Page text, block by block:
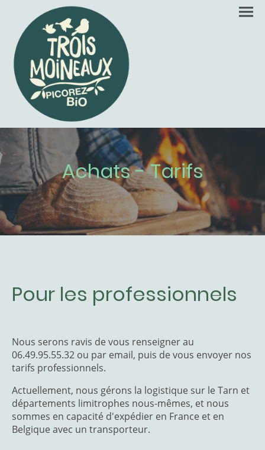
Achats - Tarifs
Pour les professionnels
Nous serons ravis de vous renseigner au
06.49.95.55.32 ou par email, puis de vous envoyer nos
tarifs professionnels.
Actuellement, nous gérons la logistique sur le Tarn et
départements limitrophes nous-mêmes, et nous
sommes en capacité d'expédier en France et en
Belgique avec un transporteur.